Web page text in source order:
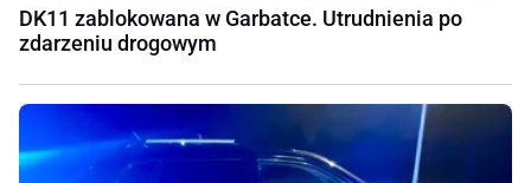
DK11 zablokowana w Garbatce. Utrudnienia po
zdarzeniu drogowym